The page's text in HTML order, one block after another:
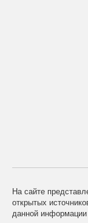
На сайте
открытых
данной информации